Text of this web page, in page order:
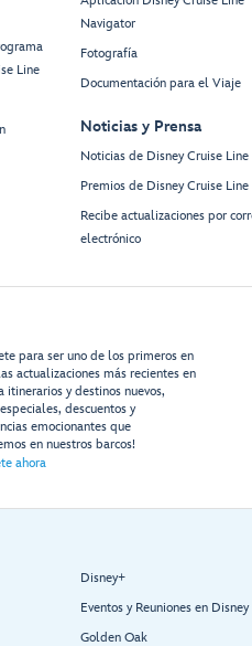
Line
Navigator
Fotografía
Documentación para el Viaje
Noticias y Prensa
Noticias de Disney Cruise Line
Premios de Disney Cruise Line
Recibe actualizaciones por
electrónico
para ser uno de los primeros en
actualizaciones más recientes en
itinerarios y destinos nuevos,
descuentos y
emocionantes que
en nuestros barcos!
ahora
Disney+
Eventos y Reuniones en Disney
Golden Oak